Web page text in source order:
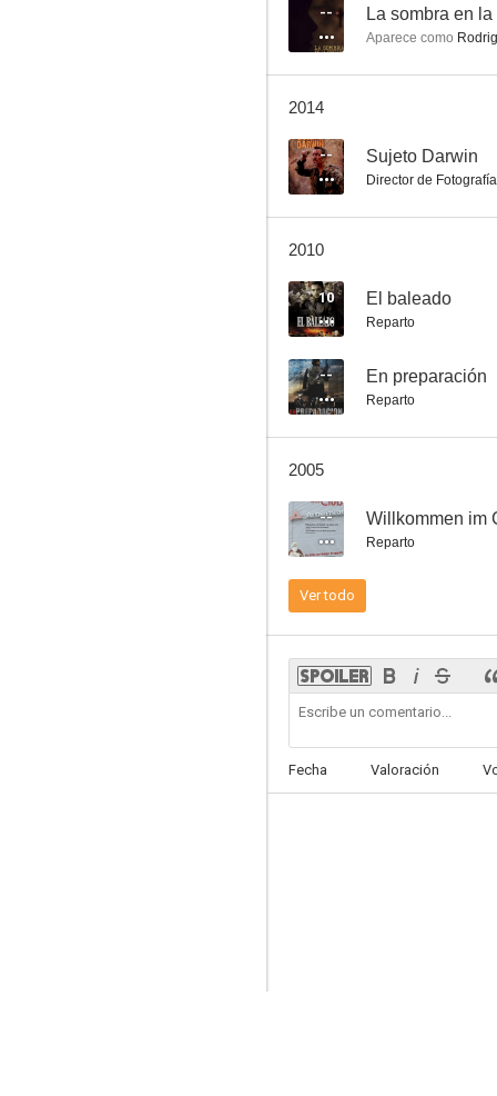
1.0
--
-- La sombra en
Aparece como
2014
-- Sujeto Darwin
Director de Fotografía
2010
10 El baleado
Reparto
-- En preparación
Reparto
2005
-- Willkommen im
Reparto
Ver todo
Fecha Valoración